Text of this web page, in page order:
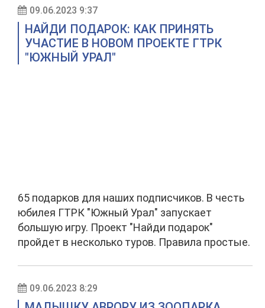
09.06.2023 9:37
НАЙДИ ПОДАРОК: КАК ПРИНЯТЬ
УЧАСТИЕ В НОВОМ ПРОЕКТЕ ГТРК
"ЮЖНЫЙ УРАЛ"
65 подарков для наших подписчиков. В честь
юбилея ГТРК "Южный Урал" запускает
большую игру. Проект "Найди подарок"
пройдет в несколько туров. Правила простые.
09.06.2023 8:29